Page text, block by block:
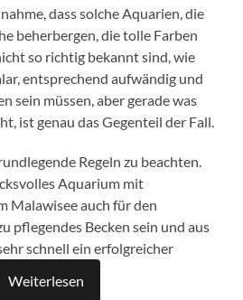
dass solche Aquarien, die
beherbergen, die tolle Farben
so richtig bekannt sind, wie
entsprechend aufwändig und
sein müssen, aber gerade was
ist genau das Gegenteil der Fall.
Regeln zu beachten.
Aquarium mit
Malawisee auch für den
pflegendes Becken sein und aus
schnell ein erfolgreicher
Weiterlesen